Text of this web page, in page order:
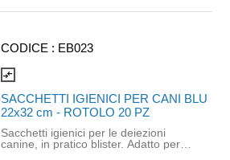
CODICE : EB023
compare_arrows
SACCHETTI IGIENICI PER CANI BLU
22x32 cm - ROTOLO 20 PZ
Sacchetti igienici per le deiezioni
canine, in pratico blister. Adatto per